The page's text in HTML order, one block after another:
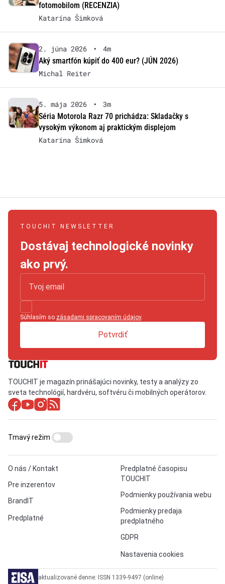
fotomobilom (RECENZIA)
Katarína Šimková
2. júna 2026 •
4m
Aký smartfón kúpiť do 400 eur? (JÚN 2026)
Michal Reiter
5. mája 2026 •
3m
Séria Motorola Razr 70 prichádza: Skladačky s
vysokým výkonom aj praktickým displejom
Katarína Šimková
TOUCHIT NEWSLETTER
Dostávaj technologické novinky
ako prvý.
Súhlasím so zásadami spracovaním údajov.
Potvrdiť
TOUCHIT je magazín prinášajúci novinky, testy a analýzy zo
sveta technológií, hardvéru, softvéru či mobilných operátorov.
O nás / Kontakt
Pre inzerentov
BrandIT
Predplatné
Predplatné časopisu
TOUCHIT
Podmienky používania webu
Podmienky predaja
predplatného
GDPR
Nastavenia cookies
Tmavý režim
aktualizované denne: ISSN 1339-9497 (online)